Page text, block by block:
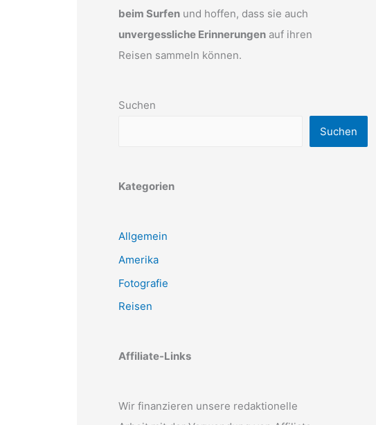
beim Surfen und hoffen, dass sie auch
unvergessliche Erinnerungen auf ihren
Reisen sammeln können.
Suchen
Suchen
Kategorien
Allgemein
Amerika
Fotografie
Reisen
Affiliate-Links
Wir finanzieren unsere redaktionelle